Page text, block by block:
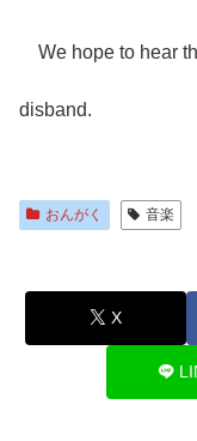
We hope to hear
disband.
おんがく 音楽
X